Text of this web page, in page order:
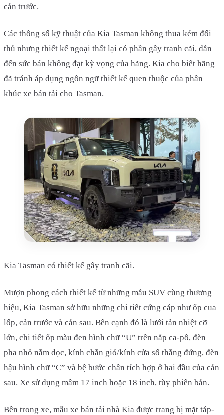
cản trước.
Các thông số kỹ thuật của Kia Tasman không thua kém đối
thủ nhưng thiết kế ngoại thất lại có phần gây tranh cãi, dẫn
đến sức bán không đạt kỳ vọng của hãng. Kia cho biết hãng
đã tránh áp dụng ngôn ngữ thiết kế quen thuộc của phân
khúc xe bán tải cho Tasman.
Kia Tasman có thiết kế gây tranh cãi.
Mượn phong cách thiết kế từ những mẫu SUV cùng thương
hiệu, Kia Tasman sở hữu những chi tiết cứng cáp như ốp cua
lốp, cản trước và cản sau. Bên cạnh đó là lưới tản nhiệt cỡ
lớn, chi tiết ốp màu đen hình chữ “U” trên nắp ca-pô, đèn
pha nhỏ nằm dọc, kính chắn gió/kính cửa sổ thẳng đứng, đèn
hậu hình chữ “C” và bệ bước chân tích hợp ở hai đầu của cản
sau. Xe sử dụng mâm 17 inch hoặc 18 inch, tùy phiên bản.
Bên trong xe, mẫu xe bán tải nhà Kia được trang bị mặt táp-